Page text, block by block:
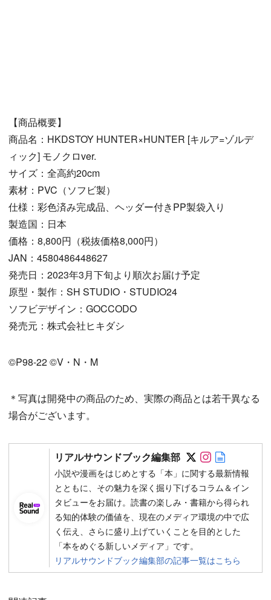
【商品概要】
商品名：HKDSTOY HUNTER×HUNTER [キルア=ゾルデ
ィック] モノクロver.
サイズ：全高約20cm
素材：PVC（ソフビ製）
仕様：彩色済み完成品、ヘッダー付きPP製袋入り
製造国：日本
価格：8,800円（税抜価格8,000円）
JAN：4580486448627
発売日：2023年3月下旬より順次お届け予定
原型・製作：SH STUDIO・STUDIO24
ソフビデザイン：GOCCODO
発売元：株式会社ヒキダシ
©P98-22 ©V・N・M
＊写真は開発中の商品のため、実際の商品とは若干異なる
場合がございます。
リアルサウンドブック編集部 Follow on
Follow on
小説や漫画をはじめとする「本」に関する最新情報
とともに、その魅力を深く掘り下げるコラム＆イン
タビューをお届け。読書の楽しみ・書籍から得られ
る知的体験の価値を、現在のメディア環境の中で広
く伝え、さらに盛り上げていくことを目的とした
「本をめぐる新しいメディア」です。
リアルサウンドブック編集部の記事一覧はこちら